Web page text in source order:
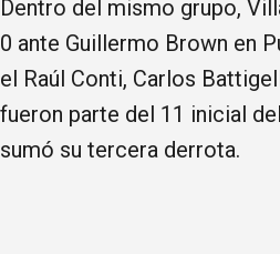
Dentro del mismo grupo,
0 ante Guillermo Brown en
el Raúl Conti, Carlos
fueron parte del 11 inicial
sumó su tercera derrota.